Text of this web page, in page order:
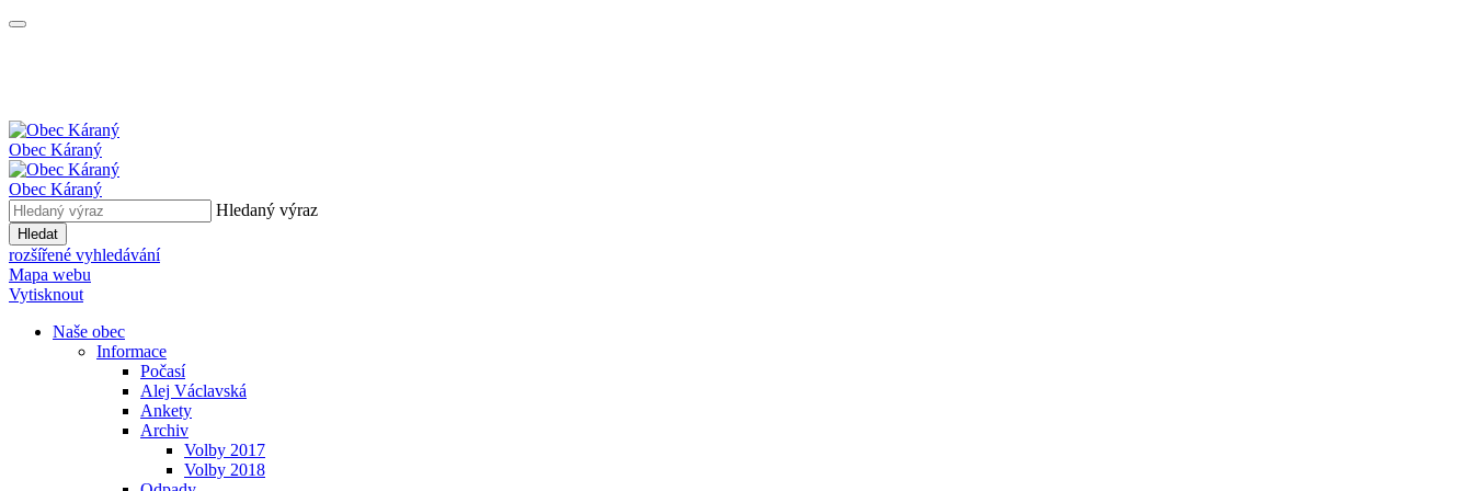
Obec Káraný
Obec Káraný
Hledaný výraz
Hledat
rozšířené vyhledávání
Mapa webu
Vytisknout
Naše obec
Informace
Počasí
Alej Václavská
Ankety
Archiv
Volby 2017
Volby 2018